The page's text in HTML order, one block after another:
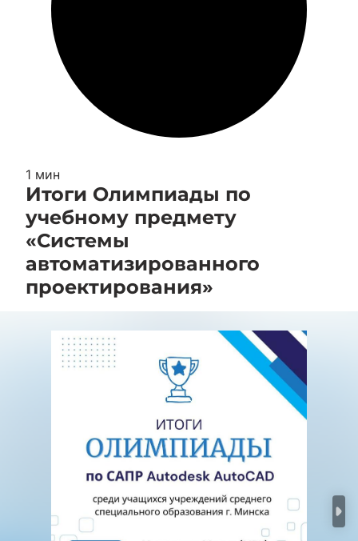
1 мин
Итоги Олимпиады по
учебному предмету
«Системы
автоматизированного
проектирования»